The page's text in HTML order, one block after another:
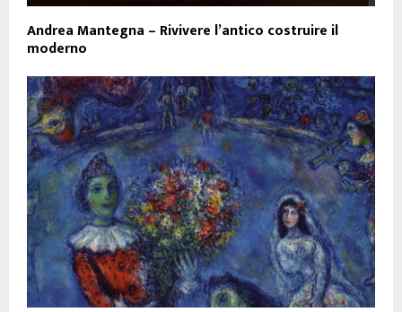
Andrea Mantegna – Rivivere l’antico costruire il
moderno